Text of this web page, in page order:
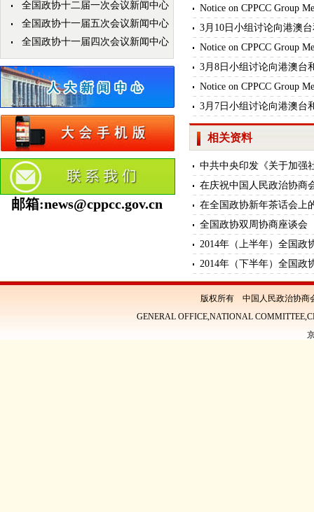
全国政协十二届一次会议新闻中心
全国政协十一届五次会议新闻中心
全国政协十一届四次会议新闻中心
邮箱:news@cppcc.gov.cn
Notice on CPPCC Group
3月10日小组讨论向港澳
Notice on CPPCC Group
3月8日小组讨论向港澳台
Notice on CPPCC Group
3月7日小组讨论向港澳台
相关资料
中共中央印发《关于加强
在庆祝中国人民政治协商
在全国政协新年茶话会上
全国政协双周协商座谈会
2014年（上半年）全国政
2014年（下半年）全国政
版权所有 中国人民政治协商
GENERAL OFFICE,NATIONAL